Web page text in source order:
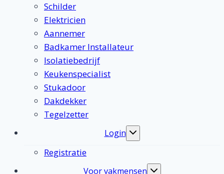
Schilder
Elektricien
Aannemer
Badkamer Installateur
Isolatiebedrijf
Keukenspecialist
Stukadoor
Dakdekker
Tegelzetter
Login
Toggle
Registratie
Voor vakmensen